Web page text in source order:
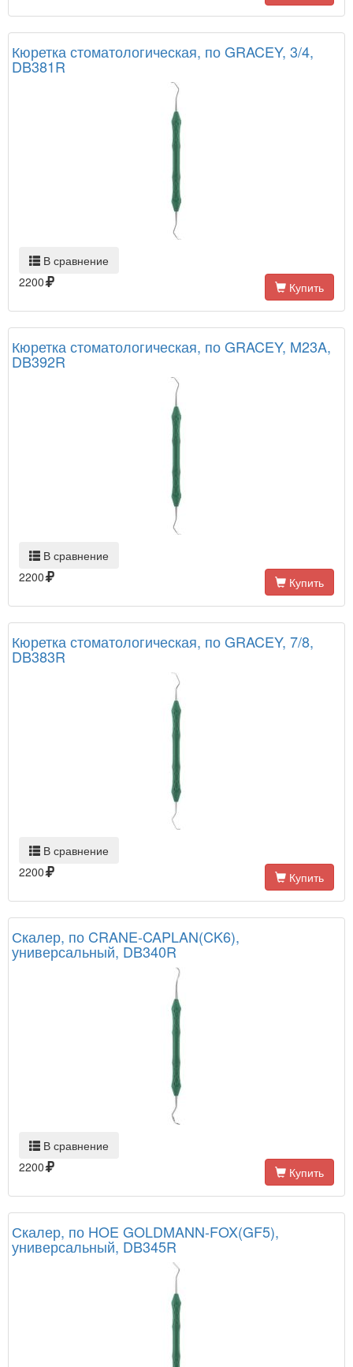
Кюретка стоматологическая, по GRACEY, 3/4,
DB381R
В сравнение
2200
Купить
Кюретка стоматологическая, по GRACEY, M23A,
DB392R
В сравнение
2200
Купить
Кюретка стоматологическая, по GRACEY, 7/8,
DB383R
В сравнение
2200
Купить
Скалер, по CRANE-CAPLAN(CK6),
универсальный, DB340R
В сравнение
2200
Купить
Скалер, по HOE GOLDMANN-FOX(GF5),
универсальный, DB345R